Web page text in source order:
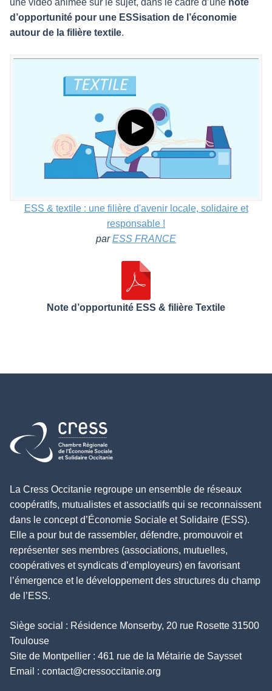
une vidéo animée sur le sujet, dans le cadre d’une note
d’opportunité pour une ESSisation de l’économie
autour de la filière textile.
ESS & textile : une filière d'avenir locale, solidaire et
responsable !
parESS FRANCE
Note d’opportunité ESS & filière Textile
Retour à l'accueil
La Cress Occitanie regroupe un ensemble de réseaux
coopératifs, mutualistes et associatifs qui se reconnaissent
dans le concept d’Économie Sociale et Solidaire (ESS).
Elle a pour but de rassembler, défendre, promouvoir et
représenter ses membres (associations, mutuelles,
coopératives et syndicats d’employeurs) en favorisant
l’émergence et le développement des structures du champ
de l’ESS.
Siège social : Résidence Monserby, 20 rue Rosette 31500
Toulouse
Site de Montpellier : 461 rue de la Métairie de Saysset
Email : contact@cressoccitanie.org